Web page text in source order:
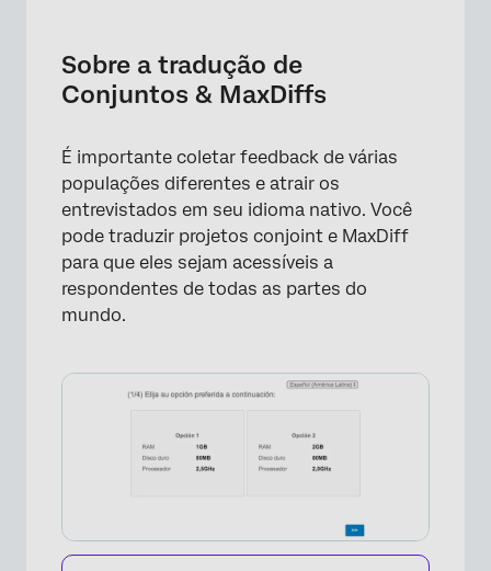
Edição manual de traduções
Importação de traduções
Navegando para Conjoint & MaxDiff
Translation
Sobre a tradução de
Conjuntos & MaxDiffs
É importante coletar feedback de várias
populações diferentes e atrair os
entrevistados em seu idioma nativo. Você
pode traduzir projetos conjoint e MaxDiff
para que eles sejam acessíveis a
respondentes de todas as partes do
mundo.